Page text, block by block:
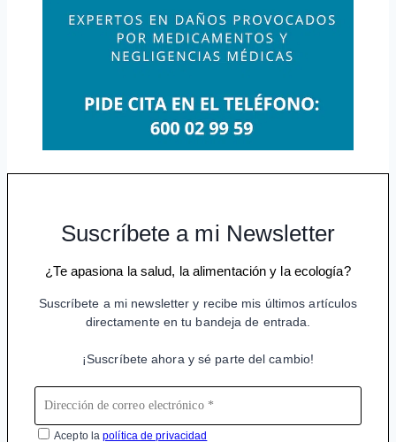
Suscríbete a mi Newsletter
¿Te apasiona la salud, la alimentación y la ecología?
Suscríbete a mi newsletter y recibe mis últimos artículos
directamente en tu bandeja de entrada.
¡Suscríbete ahora y sé parte del cambio!
Acepto lapolítica de privacidad